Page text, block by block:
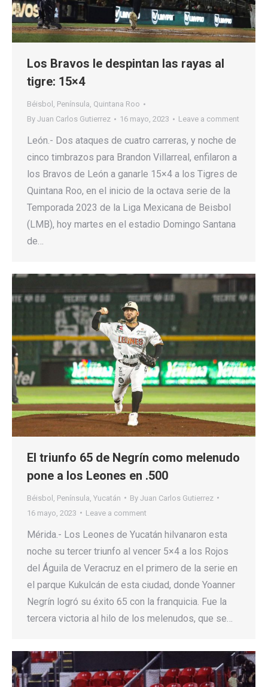
Los Bravos le despintan las rayas al
tigre: 15×4
Béisbol , Península, Quintana Roo
By Juan Carlos Gutierrez 16 mayo, 2023 Leave a comment
León.- Dos ataques de cuatro carreras, y noche de
cinco timbrazos para Brandon Villarreal, enfilaron a
los Bravos de León a ganarle 15×4 a los Tigres de
Quintana Roo, en el inicio de la octava serie de la
Temporada 2023 de la Liga Mexicana de Beisbol
(LMB), hoy martes en el estadio Domingo Santana
de…
El triunfo 65 de Negrín como melenudo
pone a los Leones en .500
Béisbol Península Yucatán By Juan Carlos Gutierrez
16 mayo, 2023
Leave a comment
Mérida.- Los Leones de Yucatán hilvanaron esta
noche su tercer triunfo al vencer 5×4 a los Rojos
del Águila de Veracruz en el primero de la serie en
el parque Kukulcán de esta ciudad, donde Yoanner
Negrín logró su éxito 65 con la franquicia. Fue la
tercera victoria al hilo de los melenudos, que se…